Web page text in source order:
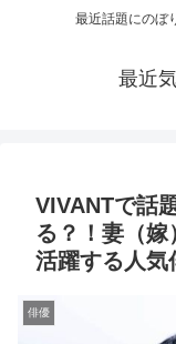
最近話題にのぼ
最近
VIVANTで話
る？！妻（
活躍する人気
俳優